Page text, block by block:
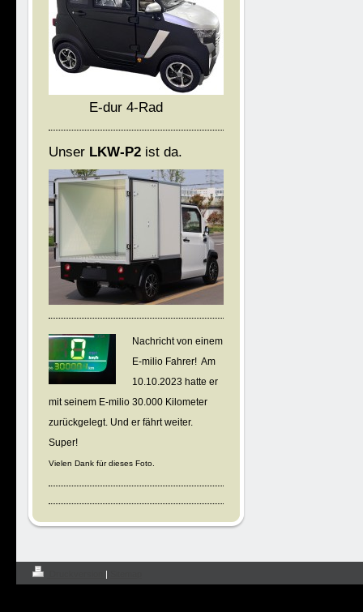
E-dur 4-Rad
Unser LKW-P2 ist da.
Nachricht von einem
E-milio Fahrer! Am
10.10.2023 hatte er
mit seinem E-milio 30.000 Kilometer
zurückgelegt. Und er fährt weiter.
Super!
Vielen Dank für dieses Foto.
|